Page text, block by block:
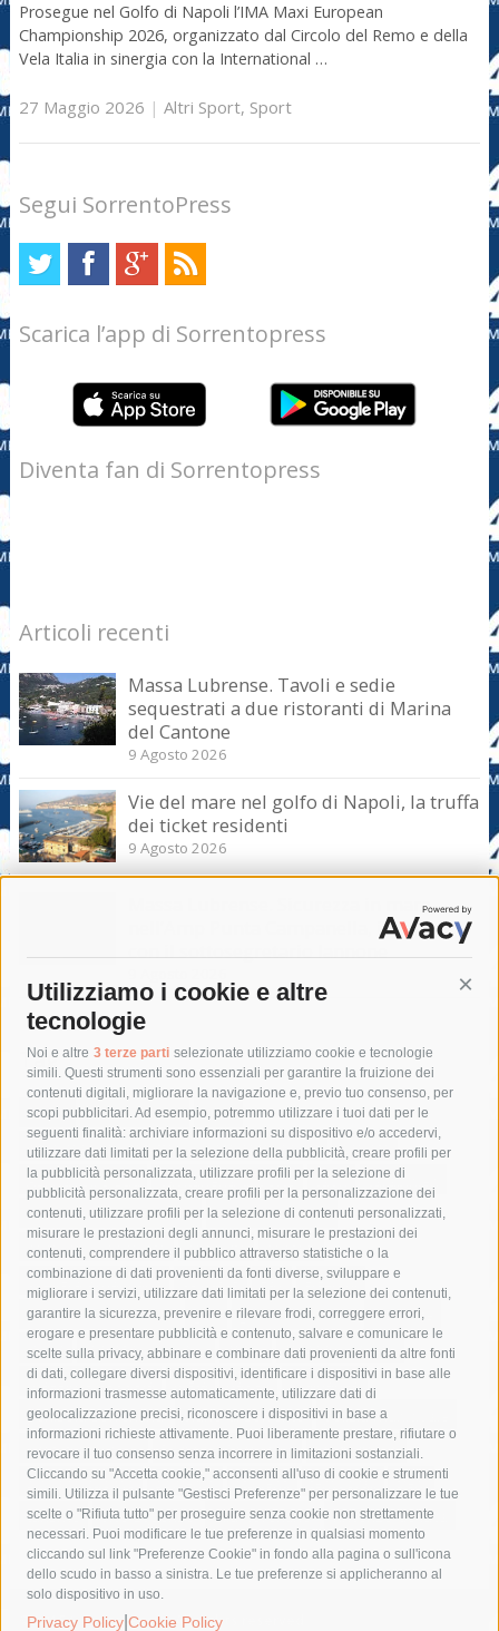
Utilizziamo i cookie e altre
tecnologie
Noi e altre 3 terze parti selezionate utilizziamo cookie e tecnologie
simili. Questi strumenti sono essenziali per garantire la fruizione dei
contenuti digitali, migliorare la navigazione e, previo tuo consenso, per
scopi pubblicitari. Ad esempio, potremmo utilizzare i tuoi dati per le
seguenti finalità: archiviare informazioni su dispositivo e/o accedervi,
utilizzare dati limitati per la selezione della pubblicità, creare profili per
la pubblicità personalizzata, utilizzare profili per la selezione di
pubblicità personalizzata, creare profili per la personalizzazione dei
contenuti, utilizzare profili per la selezione di contenuti personalizzati,
misurare le prestazioni degli annunci, misurare le prestazioni dei
contenuti, comprendere il pubblico attraverso statistiche o la
combinazione di dati provenienti da fonti diverse, sviluppare e
migliorare i servizi, utilizzare dati limitati per la selezione dei contenuti,
garantire la sicurezza, prevenire e rilevare frodi, correggere errori,
erogare e presentare pubblicità e contenuto, salvare e comunicare le
scelte sulla privacy, abbinare e combinare dati provenienti da altre fonti
di dati, collegare diversi dispositivi, identificare i dispositivi in base alle
informazioni trasmesse automaticamente, utilizzare dati di
geolocalizzazione precisi, riconoscere i dispositivi in base a
informazioni richieste attivamente. Puoi liberamente prestare, rifiutare o
revocare il tuo consenso senza incorrere in limitazioni sostanziali.
Cliccando su "Accetta cookie," acconsenti all'uso di cookie e strumenti
simili. Utilizza il pulsante "Gestisci Preferenze" per personalizzare le tue
scelte o "Rifiuta tutto" per proseguire senza cookie non strettamente
necessari. Puoi modificare le tue preferenze in qualsiasi momento
cliccando sul link "Preferenze Cookie" in fondo alla pagina o sull'icona
dello scudo in basso a sinistra. Le tue preferenze si applicheranno al
solo dispositivo in uso.
Privacy Policy Cookie Policy
Prosegue nel Golfo di Napoli l’IMA Maxi European
Championship 2026, organizzato dal Circolo del Remo e della
Vela Italia in sinergia con la International …
27 Maggio 2026 | Altri Sport, Sport
Segui SorrentoPress
Scarica l’app di Sorrentopress
Diventa fan di Sorrentopress
Articoli recenti
Massa Lubrense. Tavoli e sedie
sequestrati a due ristoranti di Marina
del Cantone
9 Agosto 2026
Vie del mare nel golfo di Napoli, la truffa
dei ticket residenti
9 Agosto 2026
Massa Lubrense. Sicurezza in mare
nell’Amp Punta Campanella, incontro
con il sottosegretario Iannone
Tag
acqua allerta meteo
anas
area marina protetta di punta campanella
arresto
Asl Napoli 3 sud
capitaneria di porto capri
carabinieri
castellammare di stabia
circumvesuviana
comune di sorrento
concerto
contagi
costiera amalfitana
covid-19 eav
elezioni
fondazione sorrento
gori guardia costiera
incidente
lavori
lorenzo balducelli mare
massa lubrense
massimo coppola
Meta napoli
ordinanza
penisola sorrentina
piano di sorrento
polizia municipale
protezione civile
Regione Campania
sant'agnello
sindaco cuomo
sorrento studenti temporali
treni
turismo
Vico Equense villa fiorentino vincenzo de luca
© 2015 SorrentoPress. All rights reserved.